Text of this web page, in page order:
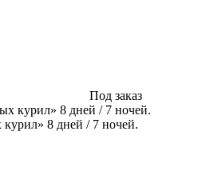
Под заказ
курил» 8 дней / 7 ночей.